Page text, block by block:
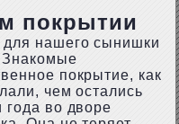
покрытии
нашего сынишки
Знакомые
покрытие, как
чем остались
во дворе